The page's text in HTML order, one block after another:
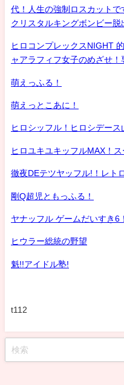
代！人生の強制ロスカット
クリスタルキングボンビー脱
ヒロコンプレックスNIGHT
ャアラフィフ女子のめざせ
萌えっふる！
萌えっとこあに！
ヒロシッフル！ヒロシデー
ヒロユキユキッフルMAX！ス
徹夜DEテツヤッフル!！レト
剛Q超児ともっふる！
ヤナッフル ゲームだいすき6
ヒウラー総統の野望
魁!!アイドル塾!
t112